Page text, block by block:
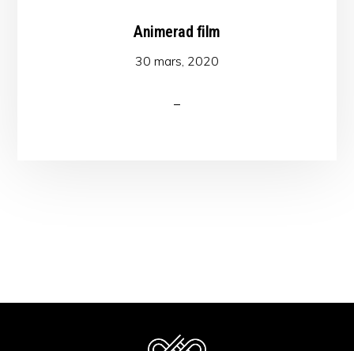
Animerad film
30 mars, 2020